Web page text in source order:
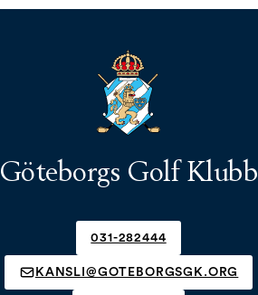
Göteborgs Golf Klubb
031-282444
KANSLI@GOTEBORGSGK.ORG